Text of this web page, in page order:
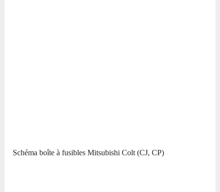
Schéma boîte à fusibles Mitsubishi Colt (CJ, CP)